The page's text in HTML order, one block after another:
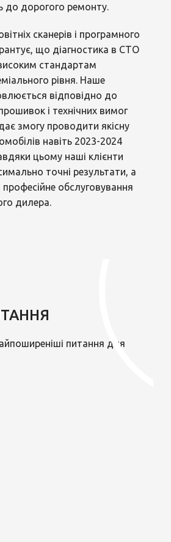
до дорогого ремонту.
сканерів і програмного
що діагностика в СТО
стандартам
рівня. Наше
відповідно до
і технічних вимог
змогу проводити якісну
навіть 2023-2024
цьому наші клієнти
точні результати, а
професійне обслуговування
дилера.
питання для